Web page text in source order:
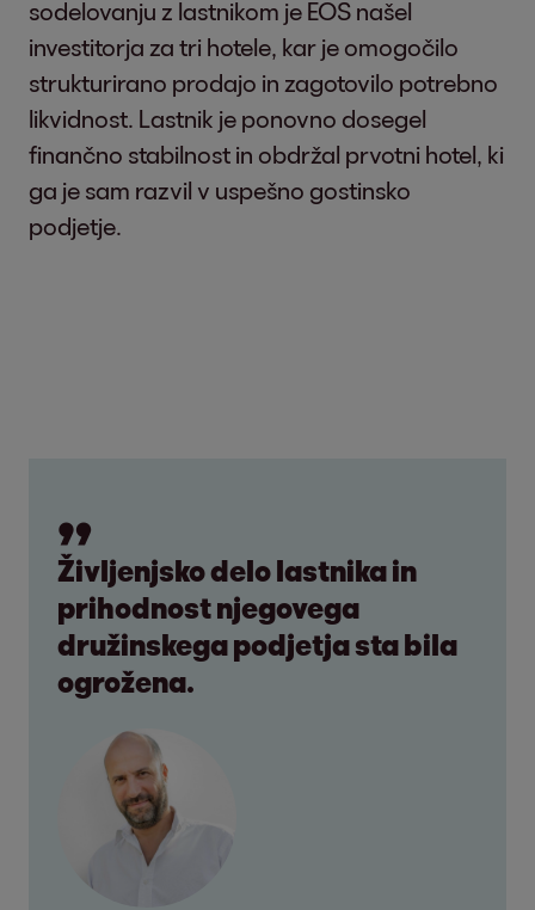
sodelovanju z lastnikom je EOS našel
investitorja za tri hotele, kar je omogočilo
strukturirano prodajo in zagotovilo potrebno
likvidnost. Lastnik je ponovno dosegel
finančno stabilnost in obdržal prvotni hotel, ki
ga je sam razvil v uspešno gostinsko
podjetje.
Življenjsko delo lastnika in
prihodnost njegovega
družinskega podjetja sta bila
ogrožena.